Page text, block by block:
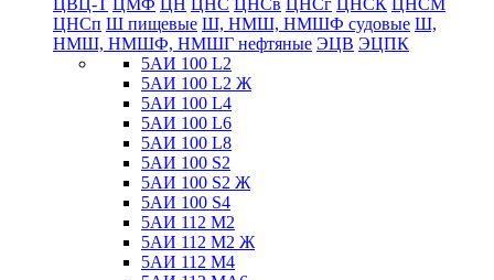
ЦВЦ-Т ЦМФ ЦН ЦНС ЦНСв ЦНСг ЦНСК ЦНСМ
ЦНСп Ш пищевые Ш, НМШ, НМШФ судовые Ш,
НМШ, НМШФ, НМШГ нефтяные ЭЦВ ЭЦПК
5АИ 100 L2
5АИ 100 L2 Ж
5АИ 100 L4
5АИ 100 L6
5АИ 100 L8
5АИ 100 S2
5АИ 100 S2 Ж
5АИ 100 S4
5АИ 112 М2
5АИ 112 М2 Ж
5АИ 112 М4